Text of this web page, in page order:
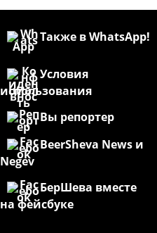
Также в WhatsApp!
Условия
использования
Вы репортер
BeerSheva News и
Negev
БерШева вместе
на фейсбуке